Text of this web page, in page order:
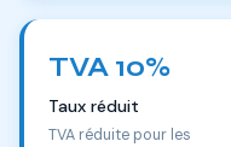
TVA 10%
Taux réduit
TVA réduite pour les